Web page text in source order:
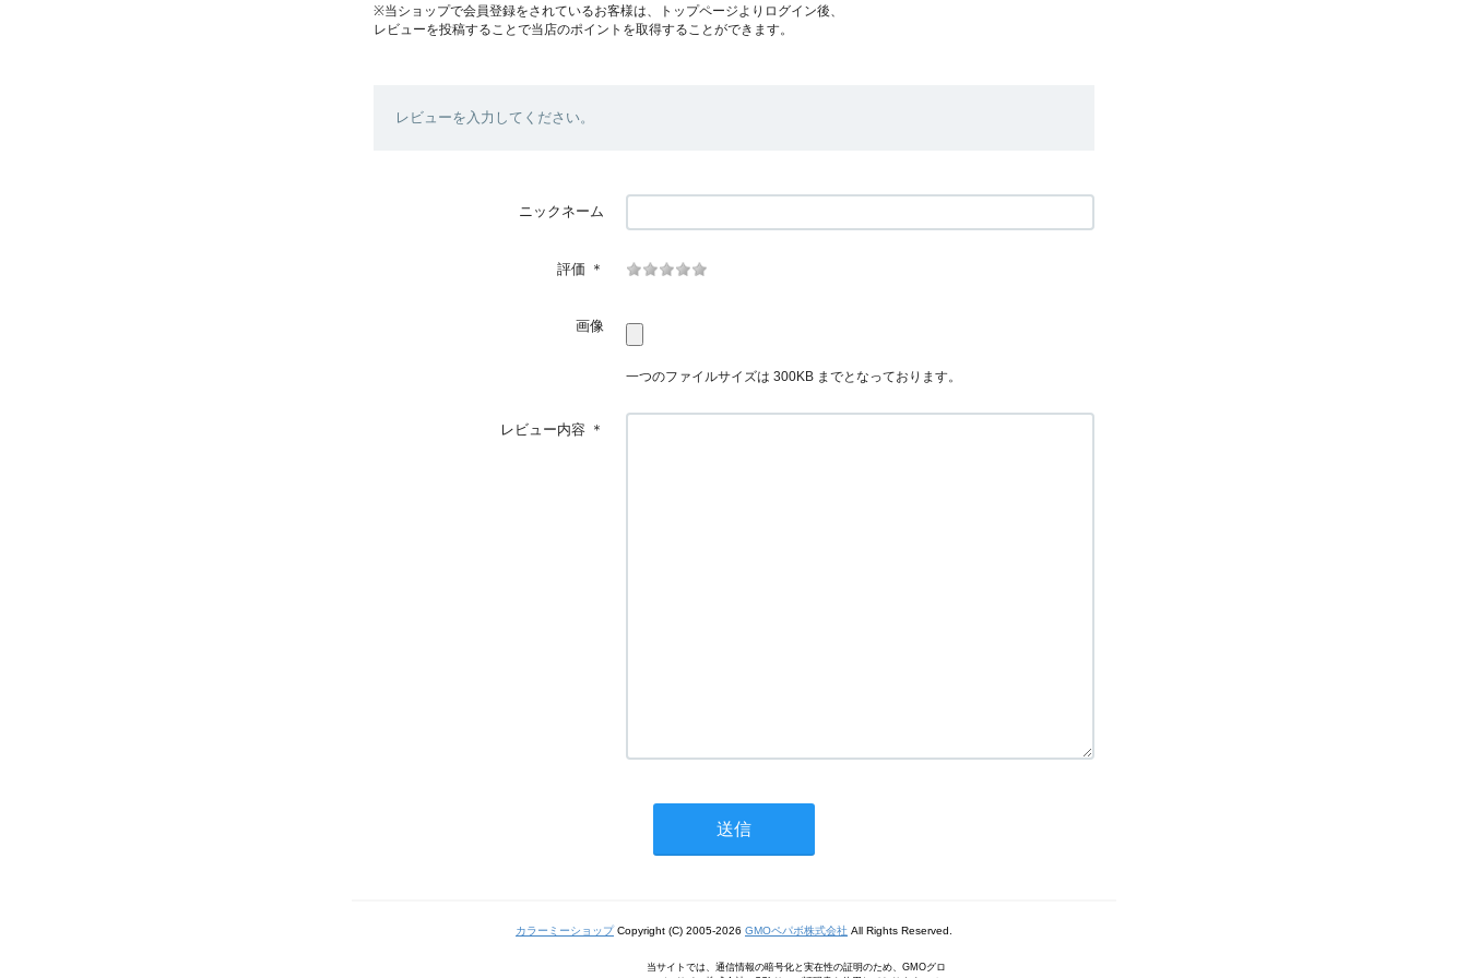
※当ショップで会員登録をされているお客様は、トップページよりログイン後、
レビューを投稿することで当店のポイントを取得することができます。
レビューを入力してください。
ニックネーム
評価 ＊
画像
一つのファイルサイズは 300KB までとなっております。
レビュー内容 ＊
カラーミーショップCopyright (C) 2005-2026 GMOペパボ株式会社 All Rights Reserved.
当サイトでは、通信情報の暗号化と実在性の証明のため、GMOグロ